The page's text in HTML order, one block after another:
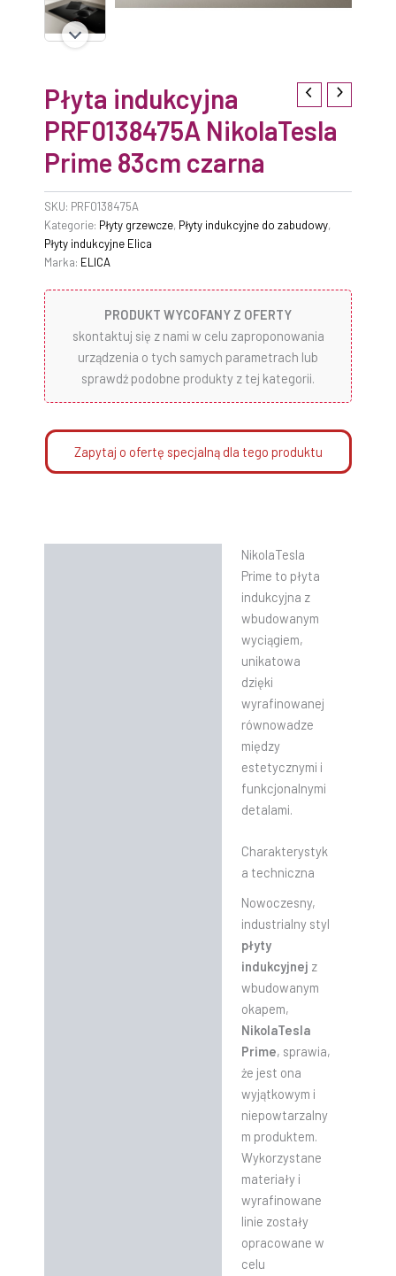
Płyta indukcyjna
PRF0138475A NikolaTesla
Prime 83cm czarna
SKU: PRF0138475A
Kategorie: Płyty grzewcze, Płyty indukcyjne do zabudowy,
Płyty indukcyjne Elica
Marka: ELICA
PRODUKT WYCOFANY Z OFERTY
skontaktuj się z nami w celu zaproponowania
urządzenia o tych samych parametrach lub
sprawdź podobne produkty z tej kategorii.
Zapytaj o ofertę specjalną dla tego produktu
NikolaTesla
Prime to płyta
indukcyjna z
wbudowanym
wyciągiem,
unikatowa
dzięki
wyrafinowanej
równowadze
między
estetycznymi i
funkcjonalnymi
detalami.
Charakterystyk
a techniczna
Nowoczesny,
industrialny styl
płyty
indukcyjnej z
wbudowanym
okapem,
NikolaTesla
Prime, sprawia,
że jest ona
wyjątkowym i
niepowtarzalny
m produktem.
Wykorzystane
materiały i
wyrafinowane
linie zostały
opracowane w
celu